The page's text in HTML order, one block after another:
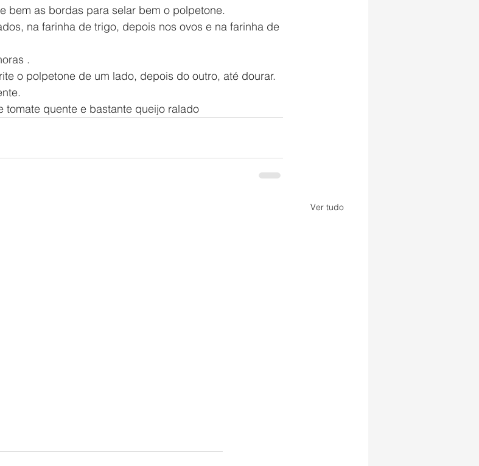
bem as bordas para selar bem o polpetone.
na farinha de trigo, depois nos ovos e na farinha de
.
o polpetone de um lado, depois do outro, até dourar.
tomate quente e bastante queijo ralado
Ver tudo